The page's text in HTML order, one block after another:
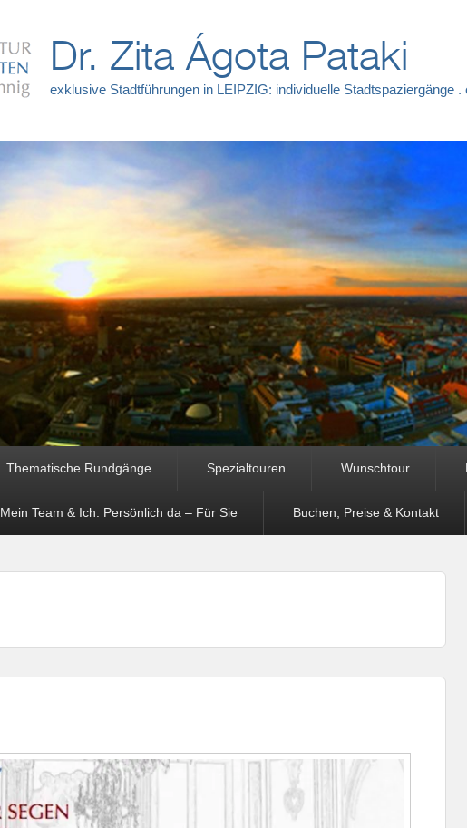
Dr. Zita Ágota Pataki
exklusive Stadtführungen in LEIPZIG: individuelle Stadtspaziergänge
Thematische Rundgänge Spezialtouren Wunschtour
Mein Team & Ich: Persönlich da – Für Sie Buchen, Preise & Kontakt